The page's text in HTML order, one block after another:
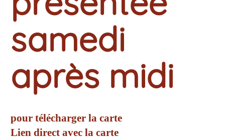
samedi
après midi
pour télécharger la carte
Lien direct avec la carte